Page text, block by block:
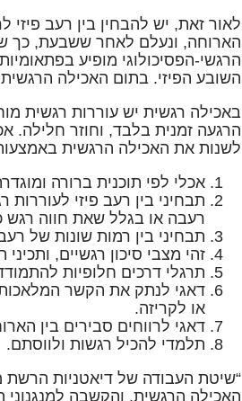
לאור זאת, יש להבחין בין רעב
הארוחה, ונעלם לאחר ששבעת, כך
הרגשי-הפסיכולוגי מופיע
השובע הפיזי. בתום האכילה
באכילה רגשית יש עוררות רגשית
הרגעה זמנית בלבד, וחוזר חלילה.
לשנות את האכילה הרגשית
אכלי לפי תוכנית ברורה
תבחיני בין רעב פיזי
רעבה או בגלל שאת חווה רגש
תבחיני בין רמות שונות של
זהי מצבי סיכון רגשיים,
תרגלי דרכים חלופיות
דאגי לנתק את הקשר
או לקריזה.
דאגי לרווחים סבירים בין
תלמדי להכיל רגשות ולווסתם.
“שיטת העבודה של דיאטניות הרשת